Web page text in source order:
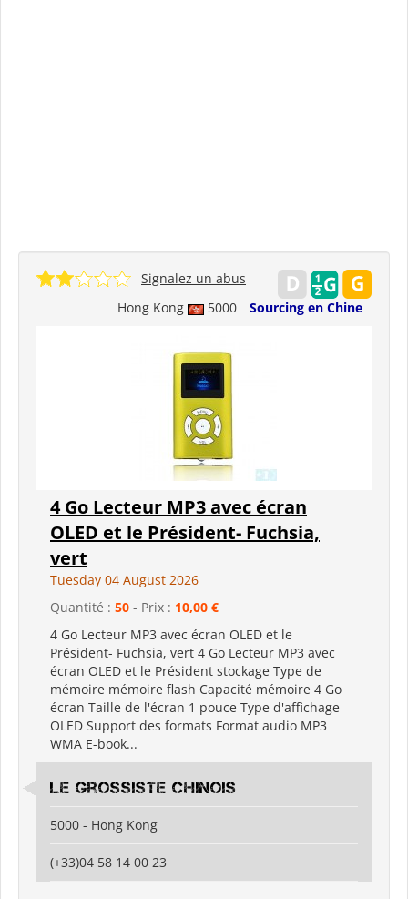
Hong Kong 5000 Sourcing en Chine
Signalez un abus
4 Go Lecteur MP3 avec écran
OLED et le Président- Fuchsia,
vert
Tuesday 04 August 2026
Quantité : 50 - Prix : 10,00 €
4 Go Lecteur MP3 avec écran OLED et le
Président- Fuchsia, vert 4 Go Lecteur MP3 avec
écran OLED et le Président stockage Type de
mémoire mémoire flash Capacité mémoire 4 Go
écran Taille de l'écran 1 pouce Type d'affichage
OLED Support des formats Format audio MP3
WMA E-book...
Le grossiste chinois
5000 - Hong Kong
(+33)04 58 14 00 23